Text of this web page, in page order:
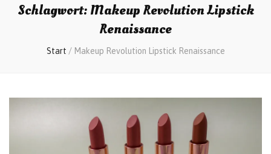
Schlagwort: Makeup Revolution Lipstick
Renaissance
Start / Makeup Revolution Lipstick Renaissance